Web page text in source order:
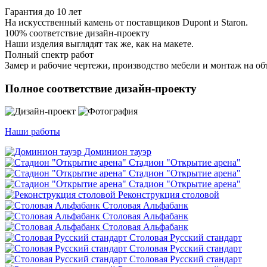
Гарантия до 10 лет
На искусственный камень от поставщиков Dupont и Staron.
100% соответствие дизайн-проекту
Наши изделия выглядят так же, как на макете.
Полный спектр работ
Замер и рабочие чертежи, производство мебели и монтаж на
Полное соответствие дизайн-проекту
Наши работы
Доминион тауэр
Стадион "Открытие арена"
Стадион "Открытие арена"
Стадион "Открытие арена"
Реконструкция столовой
Столовая Альфабанк
Столовая Альфабанк
Столовая Альфабанк
Столовая Русский стандарт
Столовая Русский стандарт
Столовая Русский стандарт